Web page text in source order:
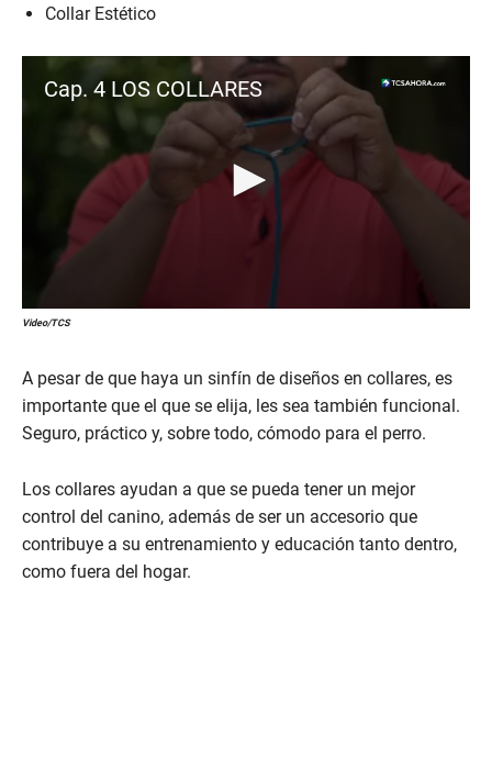
Collar Estético
Cap. 4 LOS COLLARES
0
s
c
o
n
s
2
m
i
n
t
Video/TCS
A pesar de que haya un sinfín de diseños en collares, es
importante que el que se elija, les sea también funcional.
Seguro, práctico y, sobre todo, cómodo para el perro.
Los collares ayudan a que se pueda tener un mejor
control del canino, además de ser un accesorio que
contribuye a su entrenamiento y educación tanto dentro,
como fuera del hogar.